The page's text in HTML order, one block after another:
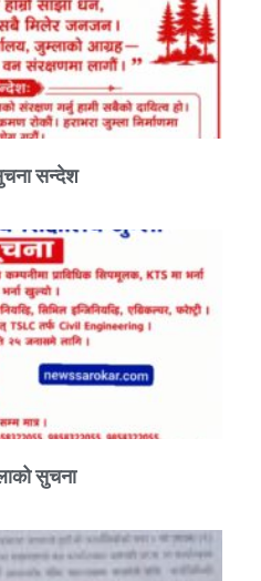
सम्बन्धी सन्देश
लैङ्गिक हिंसा
सम्बन्धिकाे
जुम्लाको सूचना
सन्देश
सुचना